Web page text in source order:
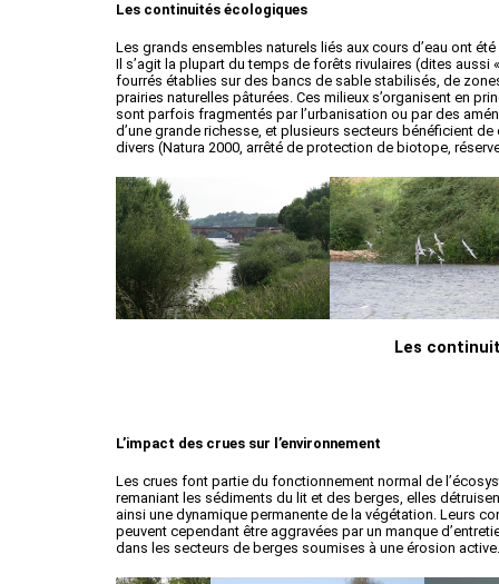
Les continuités écologiques
Les grands ensembles naturels liés aux cours d’eau ont
Il s’agit la plupart du temps de forêts rivulaires (dites
fourrés établies sur des bancs de sable stabilisés, de
prairies naturelles pâturées. Ces milieux s’organisent en
sont parfois fragmentés par l’urbanisation ou par des
d’une grande richesse, et plusieurs secteurs bénéficient
divers (Natura 2000, arrêté de protection de biotope,
Les
L’impact des crues sur l’environnement
Les crues font partie du fonctionnement normal de
remaniant les sédiments du lit et des berges, elles
ainsi une dynamique permanente de la végétation. Leurs
peuvent cependant être aggravées par un manque
dans les secteurs de berges soumises à une érosion